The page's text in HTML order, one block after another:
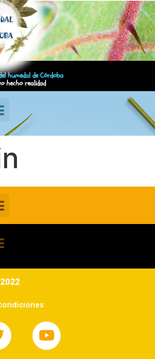
humedal de Córdoba
hecho realidad